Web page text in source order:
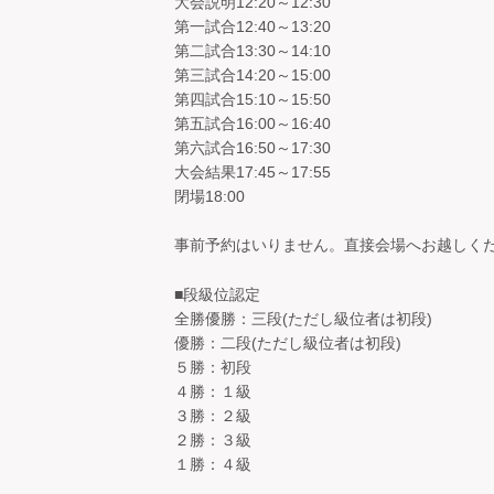
第一試合12:40～13:20
第二試合13:30～14:10
第三試合14:20～15:00
第四試合15:10～15:50
第五試合16:00～16:40
第六試合16:50～17:30
大会結果17:45～17:55
閉場18:00
事前予約はいりません。直接会場へお越しく
■段級位認定
全勝優勝：三段(ただし級位者は初段)
優勝：二段(ただし級位者は初段)
５勝：初段
４勝：１級
３勝：２級
２勝：３級
１勝：４級